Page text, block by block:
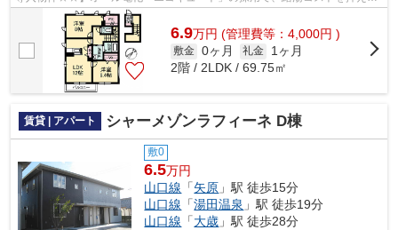
ことができます◎／高遮音床システム「...
6.9万円 (管理費等：4,000円 )
敷金 0ヶ月 礼金
1ヶ月
2階 / 2LDK / 69.75㎡
賃貸 | アパート シャーメゾンラフィーネ D棟
敷0
6.5万円
山口線 「矢原 」駅 徒歩15分
山口線 「湯田温泉 」駅 徒歩19分
山口線 「大歳 」駅 徒歩28分